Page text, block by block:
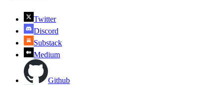
Twitter
Discord
Substack
Medium
Github